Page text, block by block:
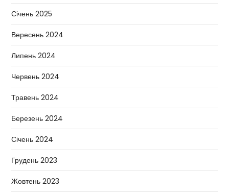
Січень 2025
Вересень 2024
Липень 2024
Червень 2024
Травень 2024
Березень 2024
Січень 2024
Грудень 2023
Жовтень 2023